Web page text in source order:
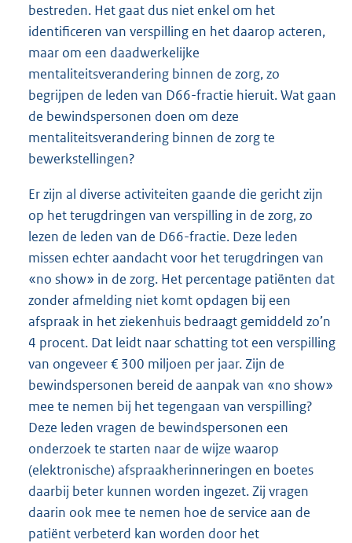
bestreden. Het gaat dus niet enkel om het
identificeren van verspilling en het daarop acteren,
maar om een daadwerkelijke
mentaliteitsverandering binnen de zorg, zo
begrijpen de leden van D66-fractie hieruit. Wat gaan
de bewindspersonen doen om deze
mentaliteitsverandering binnen de zorg te
bewerkstellingen?
Er zijn al diverse activiteiten gaande die gericht zijn
op het terugdringen van verspilling in de zorg, zo
lezen de leden van de D66-fractie. Deze leden
missen echter aandacht voor het terugdringen van
«no show» in de zorg. Het percentage patiënten dat
zonder afmelding niet komt opdagen bij een
afspraak in het ziekenhuis bedraagt gemiddeld zo’n
4 procent. Dat leidt naar schatting tot een verspilling
van ongeveer € 300 miljoen per jaar. Zijn de
bewindspersonen bereid de aanpak van «no show»
mee te nemen bij het tegengaan van verspilling?
Deze leden vragen de bewindspersonen een
onderzoek te starten naar de wijze waarop
(elektronische) afspraakherinneringen en boetes
daarbij beter kunnen worden ingezet. Zij vragen
daarin ook mee te nemen hoe de service aan de
patiënt verbeterd kan worden door het